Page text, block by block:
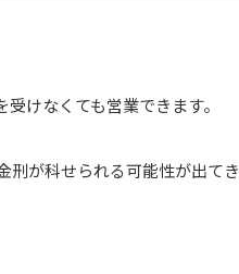
けなくても営業できます。
刑が科せられる可能性が出てき